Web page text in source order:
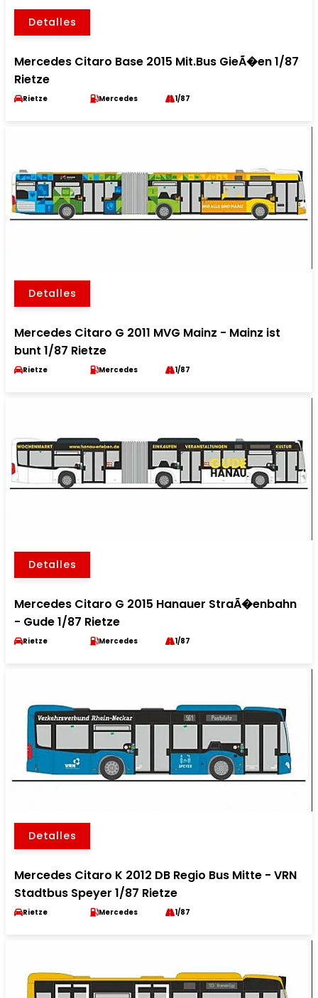
Detalles
Mercedes Citaro Base 2015 Mit.Bus GieÃ�en 1/87
Rietze
Rietze Mercedes 1/87
Detalles
Mercedes Citaro G 2011 MVG Mainz - Mainz ist
bunt 1/87 Rietze
Rietze Mercedes 1/87
Detalles
Mercedes Citaro G 2015 Hanauer StraÃ�enbahn
- Gude 1/87 Rietze
Rietze Mercedes 1/87
Detalles
Mercedes Citaro K 2012 DB Regio Bus Mitte - VRN
Stadtbus Speyer 1/87 Rietze
Rietze Mercedes 1/87